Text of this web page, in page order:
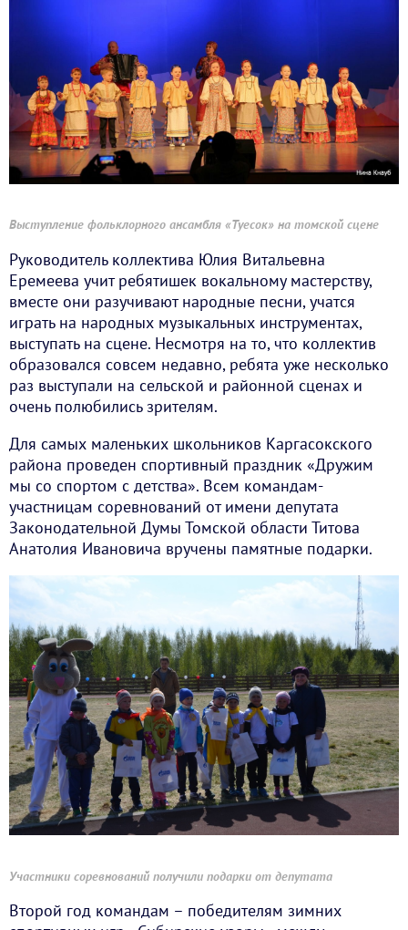
Выступление фольклорного ансамбля «Туесок» на томской сцене
Руководитель коллектива Юлия Витальевна
Еремеева учит ребятишек вокальному мастерству,
вместе они разучивают народные песни, учатся
играть на народных музыкальных инструментах,
выступать на сцене. Несмотря на то, что коллектив
образовался совсем недавно, ребята уже несколько
раз выступали на сельской и районной сценах и
очень полюбились зрителям.
Для самых маленьких школьников Каргасокского
района проведен спортивный праздник «Дружим
мы со спортом с детства». Всем командам-
участницам соревнований от имени депутата
Законодательной Думы Томской области Титова
Анатолия Ивановича вручены памятные подарки.
Участники соревнований получили подарки от депутата
Второй год командам – победителям зимних